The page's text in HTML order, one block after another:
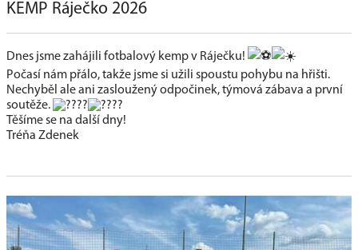
KEMP Ráječko 2026
Dnes jsme zahájili fotbalový kemp v Ráječku!
Počasí nám přálo, takže jsme si užili spoustu pohybu na hřišti.
Nechyběl ale ani zasloužený odpočinek, týmová zábava a první
soutěže.
Těšíme se na další dny!
Tréňa Zdenek